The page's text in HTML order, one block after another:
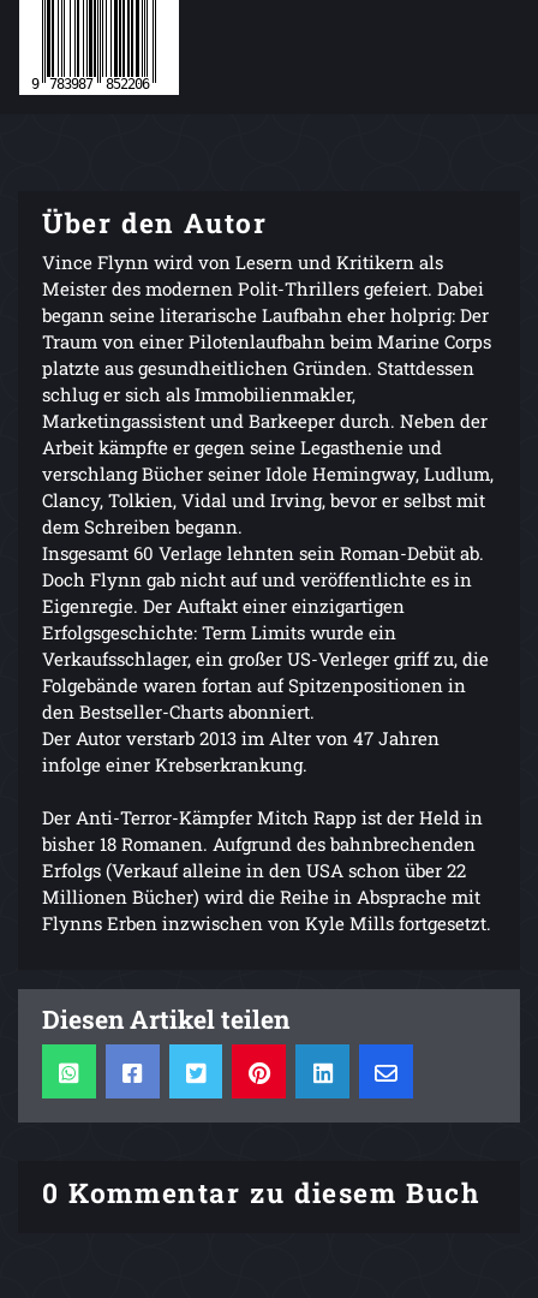
Über den Autor
Vince Flynn wird von Lesern und Kritikern als
Meister des modernen Polit-Thrillers gefeiert. Dabei
begann seine literarische Laufbahn eher holprig: Der
Traum von einer Pilotenlaufbahn beim Marine Corps
platzte aus gesundheitlichen Gründen. Stattdessen
schlug er sich als Immobilienmakler,
Marketingassistent und Barkeeper durch. Neben der
Arbeit kämpfte er gegen seine Legasthenie und
verschlang Bücher seiner Idole Hemingway, Ludlum,
Clancy, Tolkien, Vidal und Irving, bevor er selbst mit
dem Schreiben begann.
Insgesamt 60 Verlage lehnten sein Roman-Debüt ab.
Doch Flynn gab nicht auf und veröffentlichte es in
Eigenregie. Der Auftakt einer einzigartigen
Erfolgsgeschichte: Term Limits wurde ein
Verkaufsschlager, ein großer US-Verleger griff zu, die
Folgebände waren fortan auf Spitzenpositionen in
den Bestseller-Charts abonniert.
Der Autor verstarb 2013 im Alter von 47 Jahren
infolge einer Krebserkrankung.
Der Anti-Terror-Kämpfer Mitch Rapp ist der Held in
bisher 18 Romanen. Aufgrund des bahnbrechenden
Erfolgs (Verkauf alleine in den USA schon über 22
Millionen Bücher) wird die Reihe in Absprache mit
Flynns Erben inzwischen von Kyle Mills fortgesetzt.
Diesen Artikel teilen
0 Kommentar zu diesem Buch